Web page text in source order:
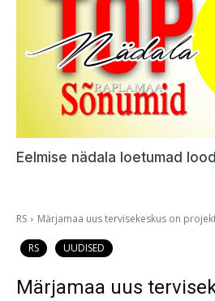
Eelmise nädala loetumad lood